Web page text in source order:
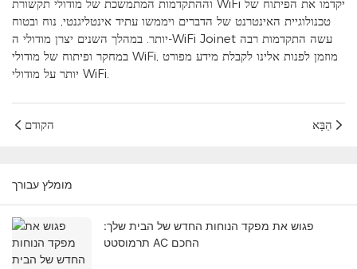
וההתקדמות המתמשכת של מודולי תקשורת WiFi יקדמו את הפיתוח של
טכנולוגיית האינטרנט של הדברים ויממשו עתיד אינטליגנטי, נוח ובטוח
יותר. במהלך השנים יצרן מודולי ה-WiFi Joinet עשה התקדמות רבה
במחקר ופיתוח של מודולי WiFi, מוזמן לפנות אלינו לקבלת מידע מפורט
יותר על מודולי WiFi.
הקודם הַבָּא
מומלץ עבורך
פגוש את מפקד הנוחות החדש של הבית שלך:
תרמוסטט AC החכם